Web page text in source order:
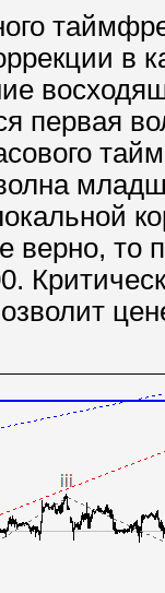
в
первая
верно, то